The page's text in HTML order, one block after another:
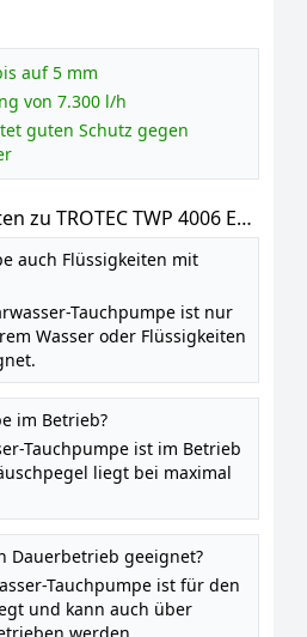
auf 5 mm
von 7.300 l/h
guten Schutz gegen
zu TROTEC TWP 4006 E
7.300 l / h, max. 7 m
auch Flüssigkeiten mit
Tauchpumpe ist nur
Wasser oder Flüssigkeiten
im Betrieb?
Tauchpumpe ist im Betrieb
liegt bei maximal
Dauerbetrieb geeignet?
Tauchpumpe ist für den
und kann auch über